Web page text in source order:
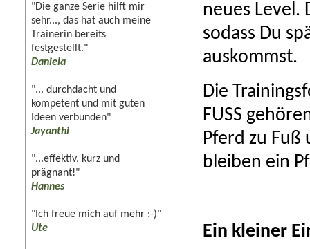
"Die ganze Serie hilft mir
sehr..., das hat auch meine
Trainerin bereits
festgestellt."
Daniela
"... durchdacht und
kompetent und mit guten
Ideen verbunden"
Jayanthi
"...effektiv, kurz und
prägnant!"
Hannes
"Ich freue mich auf mehr :-)"
Ute
neues Level.
sodass Du
auskommst.
Die
FUSS
Pferd zu Fuß
bleiben ein
Ein kleiner